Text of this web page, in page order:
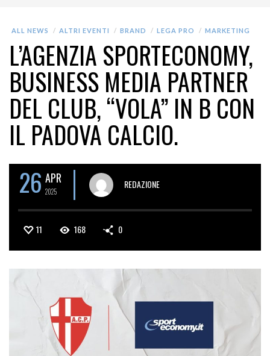
ALL NEWS ALTRI EVENTI BRAND LEGA PRO MARKETING
L’AGENZIA SPORTECONOMY,
BUSINESS MEDIA PARTNER
DEL CLUB, “VOLA” IN B CON
IL PADOVA CALCIO.
26 APR
2025
REDAZIONE
11 168 0